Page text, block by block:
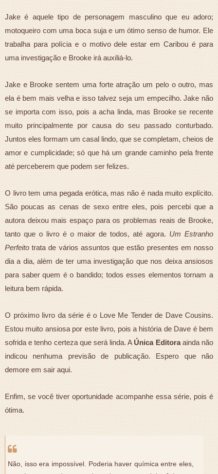
Jake é aquele tipo de personagem masculino que eu adoro;
motoqueiro com uma boca suja e um ótimo senso de humor. Ele
trabalha para polícia e o motivo dele estar em Caribou é para
uma investigação e Brooke irá auxiliá-lo.
Jake e Brooke sentem uma forte atração um pelo o outro, mas
ela é bem mais velha e isso talvez seja um empecilho. Jake não
se importa com isso, pois a acha linda, mas Brooke se recente
muito principalmente por causa do seu passado conturbado.
Juntos eles formam um casal lindo, que se completam, cheios de
amor e cumplicidade; só que há um grande caminho pela frente
até perceberem que podem ser felizes.
O livro tem uma pegada erótica, mas não é nada muito explícito.
São poucas as cenas de sexo entre eles, pois percebi que a
autora deixou mais espaço para os problemas reais de Brooke,
tanto que o livro é o maior de todos, até agora.Um Estranho
Perfeito trata de vários assuntos que estão presentes em nosso
dia a dia, além de ter uma investigação que nos deixa ansiosos
para saber quem é o bandido; todos esses elementos tornam a
leitura bem rápida.
O próximo livro da série é o Love Me Tender de Dave Cousins.
Estou muito ansiosa por este livro, pois a história de Dave é bem
sofrida e tenho certeza que será linda. AÚnica Editoraainda não
indicou nenhuma previsão de publicação. Espero que não
demore em sair aqui.
Enfim, se você tiver oportunidade acompanhe essa série, pois é
ótima.
Não, isso era impossível. Poderia haver química entre eles,